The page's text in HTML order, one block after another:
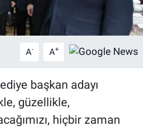
A- A+
başkan adayı
güzellikle,
hiçbir zaman